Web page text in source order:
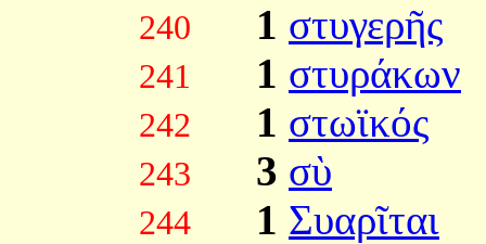
240 1 στυγερῆς
241 1 στυράκων
242 1 στωϊκός
243 3 σὺ
244 1 Συαρῖται